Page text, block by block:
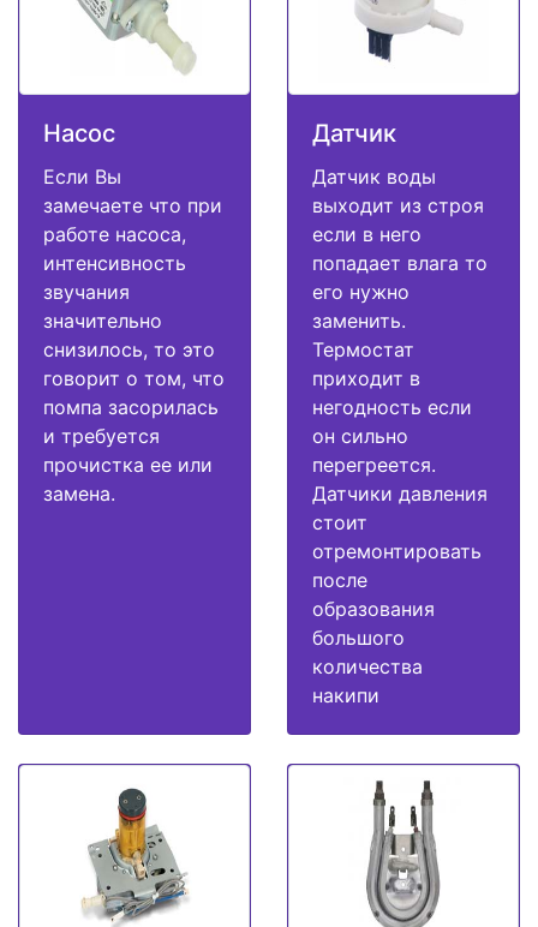
Насос
Если Вы
замечаете что при
работе насоса,
интенсивность
звучания
значительно
снизилось, то это
говорит о том, что
помпа засорилась
и требуется
прочистка ее или
замена.
Датчик
Датчик воды
выходит из строя
если в него
попадает влага то
его нужно
заменить.
Термостат
приходит в
негодность если
он сильно
перегреется.
Датчики давления
стоит
отремонтировать
после
образования
большого
количества
накипи